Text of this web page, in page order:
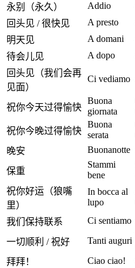
永别（永久） Addio
回头见 / 很快见
A presto
明天见
A domani
待会儿见
A dopo
回头见（我们会再
见面）
Ci vediamo
祝你今天过得愉快
Buona
giornata
祝你今晚过得愉快
Buona
serata
晚安 Buonanotte
保重
Stammi
bene
祝你好运（狼嘴
里）
In bocca al
lupo
我们保持联系 Ci sentiamo
一切顺利 / 祝好 Tanti auguri
拜拜！ Ciao ciao!